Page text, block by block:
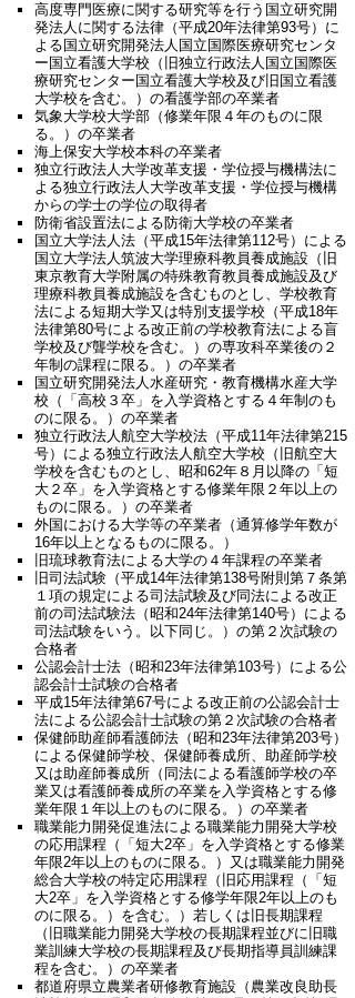
高度専門医療に関する研究等を行う国立研究開
発法人に関する法律（平成20年法律第93号）に
よる国立研究開発法人国立国際医療研究センタ
ー国立看護大学校（旧独立行政法人国立国際医
療研究センター国立看護大学校及び旧国立看護
大学校を含む。）の看護学部の卒業者
気象大学校大学部（修業年限４年のものに限
る。）の卒業者
海上保安大学校本科の卒業者
独立行政法人大学改革支援・学位授与機構法に
よる独立行政法人大学改革支援・学位授与機構
からの学士の学位の取得者
防衛省設置法による防衛大学校の卒業者
国立大学法人法（平成15年法律第112号）による
国立大学法人筑波大学理療科教員養成施設（旧
東京教育大学附属の特殊教育教員養成施設及び
理療科教員養成施設を含むものとし、学校教育
法による短期大学又は特別支援学校（平成18年
法律第80号による改正前の学校教育法による盲
学校及び聾学校を含む。）の専攻科卒業後の２
年制の課程に限る。）の卒業者
国立研究開発法人水産研究・教育機構水産大学
校（「高校３卒」を入学資格とする４年制のも
のに限る。）の卒業者
独立行政法人航空大学校法（平成11年法律第215
号）による独立行政法人航空大学校（旧航空大
学校を含むものとし、昭和62年８月以降の「短
大２卒」を入学資格とする修業年限２年以上の
ものに限る。）の卒業者
外国における大学等の卒業者（通算修学年数が
16年以上となるものに限る。）
旧琉球教育法による大学の４年課程の卒業者
旧司法試験（平成14年法律第138号附則第７条第
１項の規定による司法試験及び同法による改正
前の司法試験法（昭和24年法律第140号）による
司法試験をいう。以下同じ。）の第２次試験の
合格者
公認会計士法（昭和23年法律第103号）による公
認会計士試験の合格者
平成15年法律第67号による改正前の公認会計士
法による公認会計士試験の第２次試験の合格者
保健師助産師看護師法（昭和23年法律第203号）
による保健師学校、保健師養成所、助産師学校
又は助産師養成所（同法による看護師学校の卒
業又は看護師養成所の卒業を入学資格とする修
業年限１年以上のものに限る。）の卒業者
職業能力開発促進法による職業能力開発大学校
の応用課程（「短大2卒」を入学資格とする修業
年限2年以上のものに限る。）又は職業能力開発
総合大学校の特定応用課程（旧応用課程（「短
大2卒」を入学資格とする修学年限2年以上のも
のに限る。）を含む。）若しくは旧長期課程
（旧職業能力開発大学校の長期課程並びに旧職
業訓練大学校の長期課程及び長期指導員訓練課
程を含む。）の卒業者
都道府県立農業者研修教育施設（農業改良助長